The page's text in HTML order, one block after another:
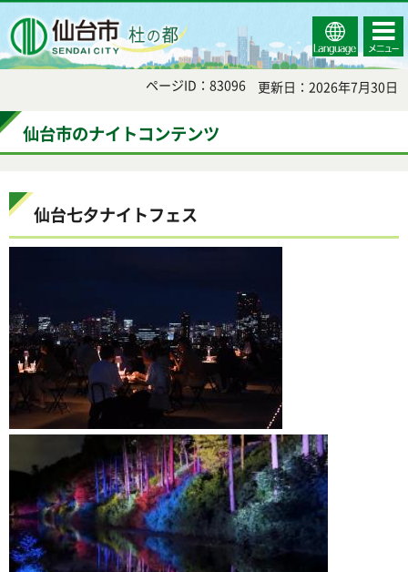
Select
Language
コンテ
ンツメ
ニュー
ページID：83096 更新日：2026年7月30日
仙台市のナイトコンテンツ
仙台七夕ナイトフェス